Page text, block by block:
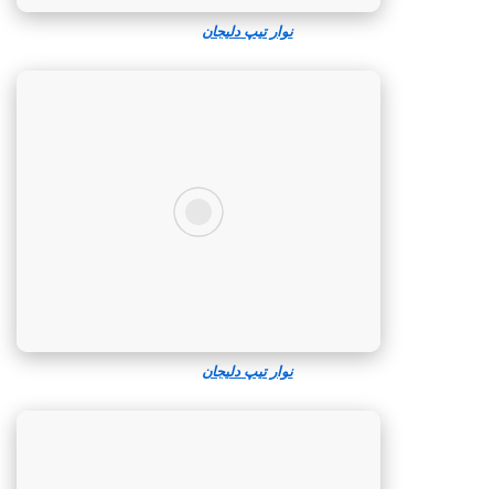
نوار تیپ دلیجان
نوار تیپ دلیجان